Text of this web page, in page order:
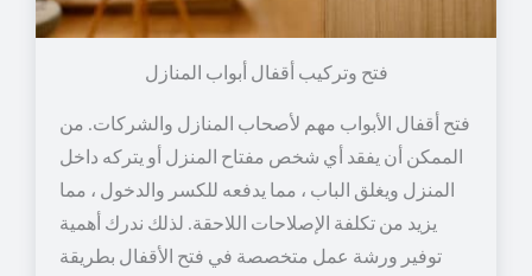
فتح وتركيب أقفال أبواب المنازل
فتح أقفال الأبواب مهم لأصحاب المنازل والشركات. من
الممكن أن يفقد أي شخص مفتاح المنزل أو يتركه داخل
المنزل ويغلق الباب ، مما يدفعه للكسر والدخول ، مما
يزيد من تكلفة الإصلاحات اللاحقة. لذلك ندرك أهمية
توفير ورشة عمل متخصصة في فتح الأقفال بطريقة